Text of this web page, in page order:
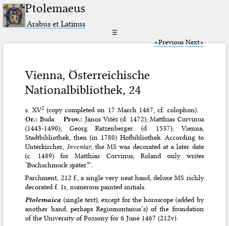
Ptolemaeus
Arabus et Latinus
☰
Previous Next
Vienna, Österreichische
Nationalbibliothek, 24
s. XV2(copy completed on 17 March 1467, cf. colophon).
Or.: Buda. Prov.: János Vitéz (d. 1472); Matthias Corvinus
(1443-1490); Georg Ratzenberger (d. 1537); Vienna,
Stadtbibliothek, then (in 1780) Hofbibliothek. According to
Unterkircher, Inventar, the MS was decorated at a later date
(c. 1489) for Matthias Corvinus; Roland only writes
‘Buchschmuck später?’.
Parchment, 212 f., a single very neat hand, deluxe MS richly
decorated f. 1r, numerous painted initials.
Ptolemaica (single text), except for the horoscope (added by
another hand, perhaps Regiomontanus’s) of the foundation
of the University of Pozsony for 6 June 1467 (212v).